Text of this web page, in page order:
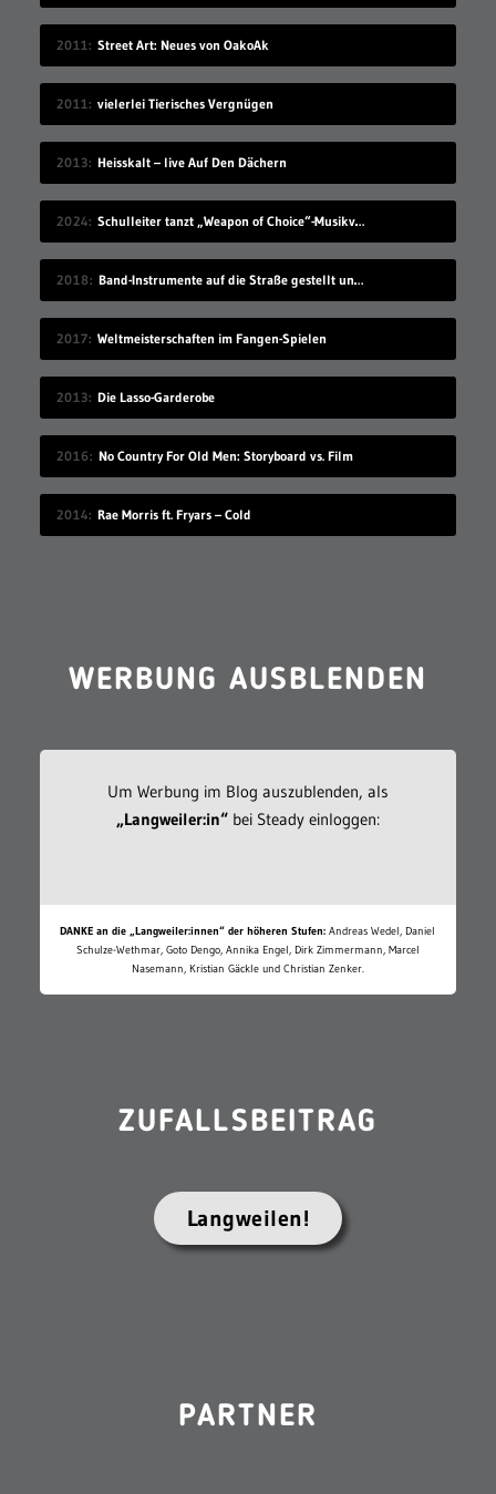
2011 Street Art: Neues von OakoAk
2011 vielerlei Tierisches Vergnügen
2013 Heisskalt – live Auf Den Dächern
2024 Schulleiter tanzt „Weapon of Choice“-Musikvideo nach
2018 Band-Instrumente auf die Straße gestellt und abgewartet
2017 Weltmeisterschaften im Fangen-Spielen
2013 Die Lasso-Garderobe
2016 No Country For Old Men: Storyboard vs. Film
2014 Rae Morris ft. Fryars – Cold
WERBUNG AUSBLENDEN
Um Werbung im Blog auszublenden, als
„Langweiler:in“bei Steady einloggen:
DANKE an die „Langweiler:innen“ der höheren Stufen: Andreas Wedel, Daniel
Schulze-Wethmar, Goto Dengo, Annika Engel, Dirk Zimmermann, Marcel
Nasemann, Kristian Gäckle und Christian Zenker.
ZUFALLSBEITRAG
Langweilen!
PARTNER